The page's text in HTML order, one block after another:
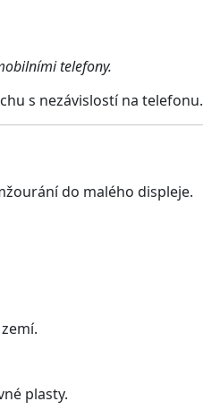
telefony.
s nezávislostí na telefonu.
do malého displeje.
plasty.